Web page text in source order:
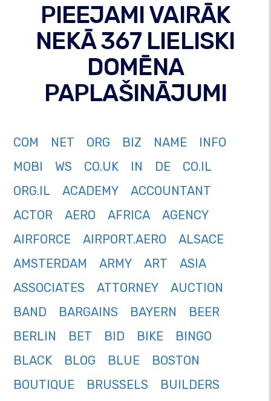
PIEEJAMI VAIRĀK
NEKĀ 367 LIELISKI
DOMĒNA
PAPLAŠINĀJUMI
COM NET ORG BIZ NAME
INFO
MOBI
WS CO.UK IN DE
CO.IL
ORG.IL
ACADEMY
ACCOUNTANT
ACTOR
AERO AFRICA
AGENCY
AIRFORCE
AIRPORT.AERO
ALSACE
AMSTERDAM
ARMY ART
ASIA
ASSOCIATES
ATTORNEY
AUCTION
BAND
BARGAINS BAYERN
BEER
BERLIN
BET BID BIKE
BINGO
BLACK
BLOG BLUE
BOSTON
BOUTIQUE
BRUSSELS
BUILDERS